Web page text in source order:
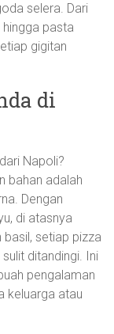
selera. Dari
pasta
gigitan
di
Napoli?
bahan adalah
Dengan
di atasnya
setiap pizza
ditandingi. Ini
pengalaman
keluarga atau